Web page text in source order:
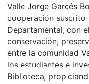
Valle Jorge Garcés
cooperación suscrito
Departamental, con
conservación,
entre la comunidad
los estudiantes e
Biblioteca,